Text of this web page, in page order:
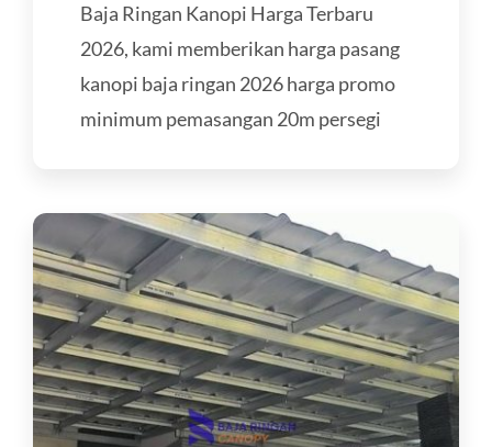
Baja Ringan Kanopi Harga Terbaru
2026, kami memberikan harga pasang
kanopi baja ringan 2026 harga promo
minimum pemasangan 20m persegi